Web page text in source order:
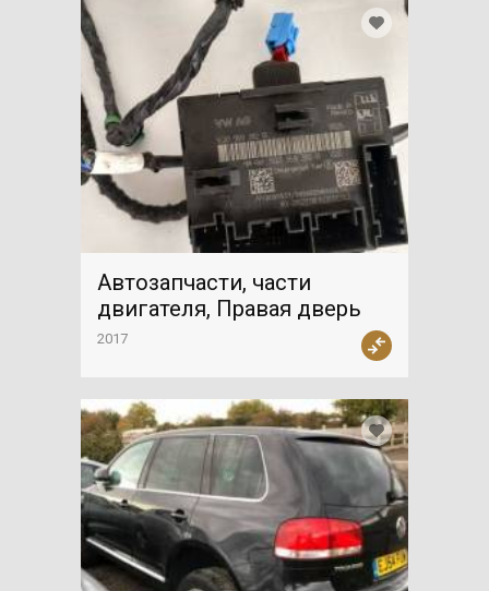
Автозапчасти, части
двигателя, Правая дверь
2017